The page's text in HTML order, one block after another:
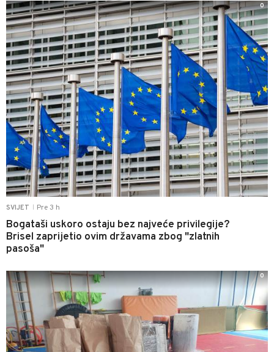
SVIJET Pre 3 h
Bogataši uskoro ostaju bez najveće privilegije?
Brisel zaprijetio ovim državama zbog "zlatnih
pasoša"
0
0